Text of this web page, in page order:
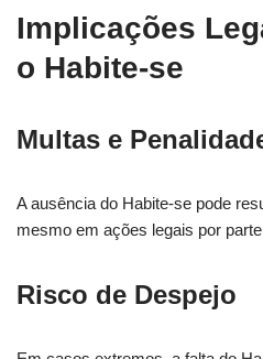
Implicações
o Habite-se
Multas e
A ausência do Habite-se pode
mesmo em ações legais por
Risco de Despejo